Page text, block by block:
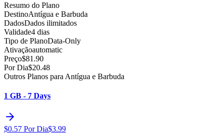
Resumo do Plano
DestinoAntígua e Barbuda
DadosDados ilimitados
Validade4 dias
Tipo de PlanoData-Only
Ativaçãoautomatic
Preço$81.90
Por Dia$20.48
Outros Planos para Antígua e Barbuda
1 GB - 7 Days
$0.57 Por Dia$3.99